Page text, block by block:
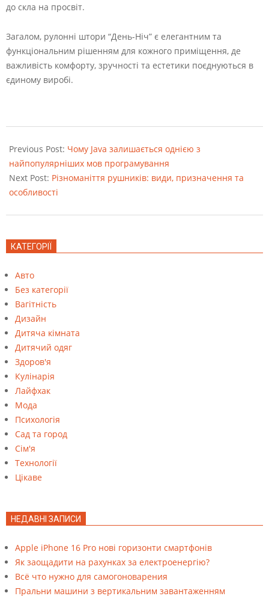
до скла на просвіт.
Загалом, рулонні штори “День-Ніч” є елегантним та
функціональним рішенням для кожного приміщення, де
важливість комфорту, зручності та естетики поєднуються в
єдиному виробі.
09-
29
Previous Post: Чому Java залишається однією з
найпопулярніших мов програмування
Next Post: Різноманіття рушників: види, призначення та
особливості
КАТЕГОРІЇ
Авто
Без категорії
Вагітність
Дизайн
Дитяча кімната
Дитячий одяг
Здоров'я
Кулінарія
Лайфхак
Мода
Психологія
Сад та город
Сім'я
Технології
Цікаве
НЕДАВНІ ЗАПИСИ
Apple iPhone 16 Pro нові горизонти смартфонів
Як заощадити на рахунках за електроенергію?
Всё что нужно для самогоноварения
Пральни машини з вертикальним завантаженням